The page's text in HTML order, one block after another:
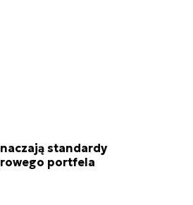
standardy
portfela